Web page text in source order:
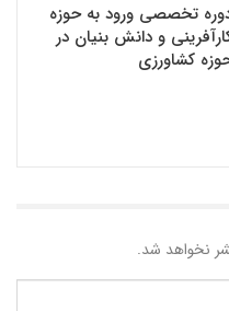
تخصصی ورود به حوزه
و دانش بنیان در
کشاورزی
نخواهد شد.